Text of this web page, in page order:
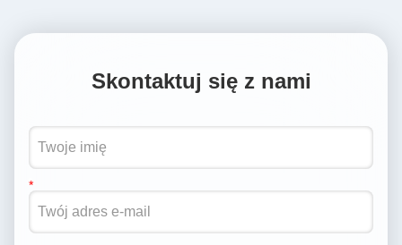
Skontaktuj się z nami